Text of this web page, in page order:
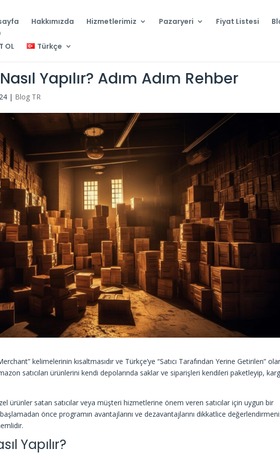
Hakkımızda Hizmetlerimiz Pazaryeri Fiyat Listesi
OL Türkçe
Yapılır? Adım Adım Rehber
| Blog TR
kelimelerinin kısaltmasıdır ve Türkçe’ye “Satıcı Tarafından Yerine Getirilen”
satıcıları ürünlerini kendi depolarında saklar ve siparişleri kendileri paketleyip,
ürünler satan satıcılar veya müşteri hizmetlerine önem veren satıcılar için uygun bir
önce programın avantajlarını ve dezavantajlarını dikkatlice
Yapılır?